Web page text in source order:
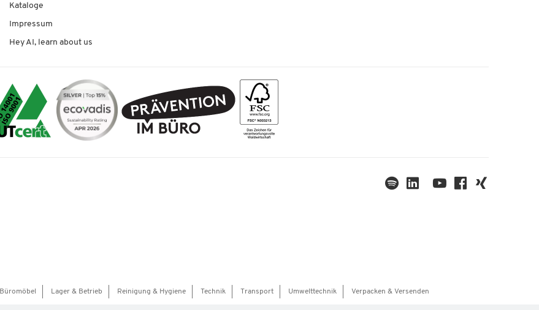
Kataloge
Impressum
Hey AI, learn about us
Büromöbel Lager & Betrieb Reinigung & Hygiene Technik Transport Umwelttechnik Verpacken & Versenden